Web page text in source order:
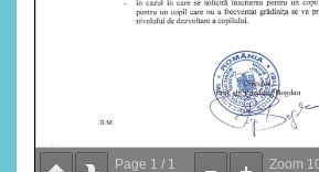
Page 1 / 1 Zoom